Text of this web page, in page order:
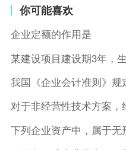
你可能喜欢
企业定额的作用是
下列企业资产中，属于